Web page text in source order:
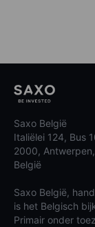
Saxo België
Italiëlei 124, Bus
2000, Antwerpen,
België
Saxo België,
is het Belgisch
Primair onder